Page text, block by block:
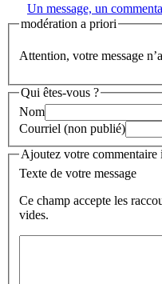
Un message, un
modération a priori
Attention, votre message
Qui êtes-vous ?
Nom
Courriel (non publié)
Ajoutez votre commentaire
Texte de votre message
Ce champ accepte les
vides.